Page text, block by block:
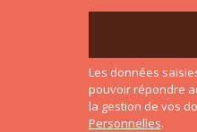
Les données
pouvoir répondre
la gestion de vos
Personnelles.